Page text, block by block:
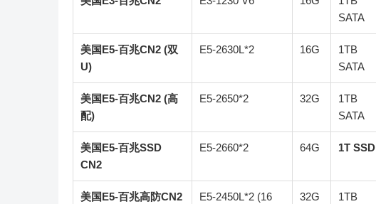
SATA
美国E5-百兆CN2 (双
U)
E5-2630L*2 16G
1TB
SATA
美国E5-百兆CN2 (高
配)
E5-2650*2 32G
1TB
SATA
美国E5-百兆SSD
CN2
E5-2660*2 64G 1T SSD
美国E5-百兆高防CN2
E5-2450L*2 (16
32G
1TB